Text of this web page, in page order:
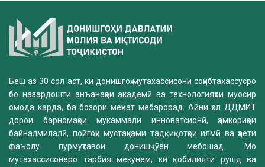
Беш аз 30 сол аст, ки донишгоҳ мутахассисони соҳибтахассусро
бо назардошти анъанаҳои академӣ ва технологияҳои муосир
омода карда, ба бозори меҳнат мебарорад. Айни ҳол ДДМИТ
дорои барномаҳои мукаммали инноватсионӣ, ҳамкориҳои
байналмилалӣ, пойгоҳи мустаҳками тадқиқотҳои илмӣ ва ҳаёти
фаъолу пурмуҳтавои донишҷӯён мебошад. Мо
мутахассисонеро тарбия мекунем, ки қобилияти рушд ва